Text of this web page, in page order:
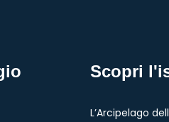
Scopri
L’Arcipelago